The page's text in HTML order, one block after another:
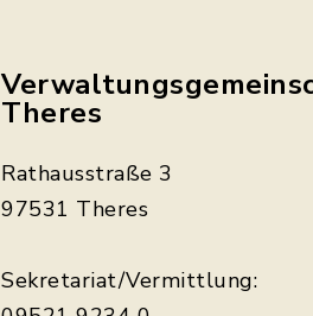
Theres
Rathausstraße 3
97531 Theres
Sekretariat/Vermittlung: